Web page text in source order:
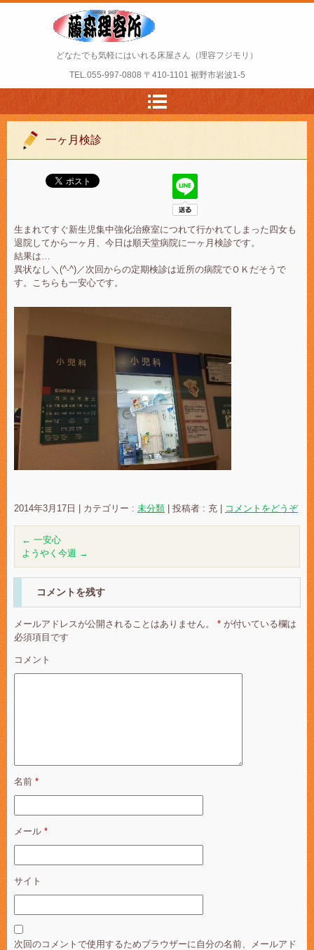
どなたでも気軽にはいれる床屋さん（理容フジモリ）
TEL.055-997-0808 〒410-1101 裾野市岩波1-5
一ヶ月検診
生まれてすぐ新生児集中強化治療室につれて行かれてしまった四女も
退院してから一ヶ月、今日は順天堂病院に一ヶ月検診です。
結果は…
異状なし＼(^-^)／次回からの定期検診は近所の病院でＯＫだそうで
す。こちらも一安心です。
2014年3月17日 カテゴリー : 未分類 投稿者 : 充 コメントをどうぞ
← 一安心
ようやく今週 →
コメントを残す
メールアドレスが公開されることはありません。 * が付いている欄は
必須項目です
コメント
名前 *
メール *
サイト
次回のコメントで使用するためブラウザーに自分の名前、メールアド